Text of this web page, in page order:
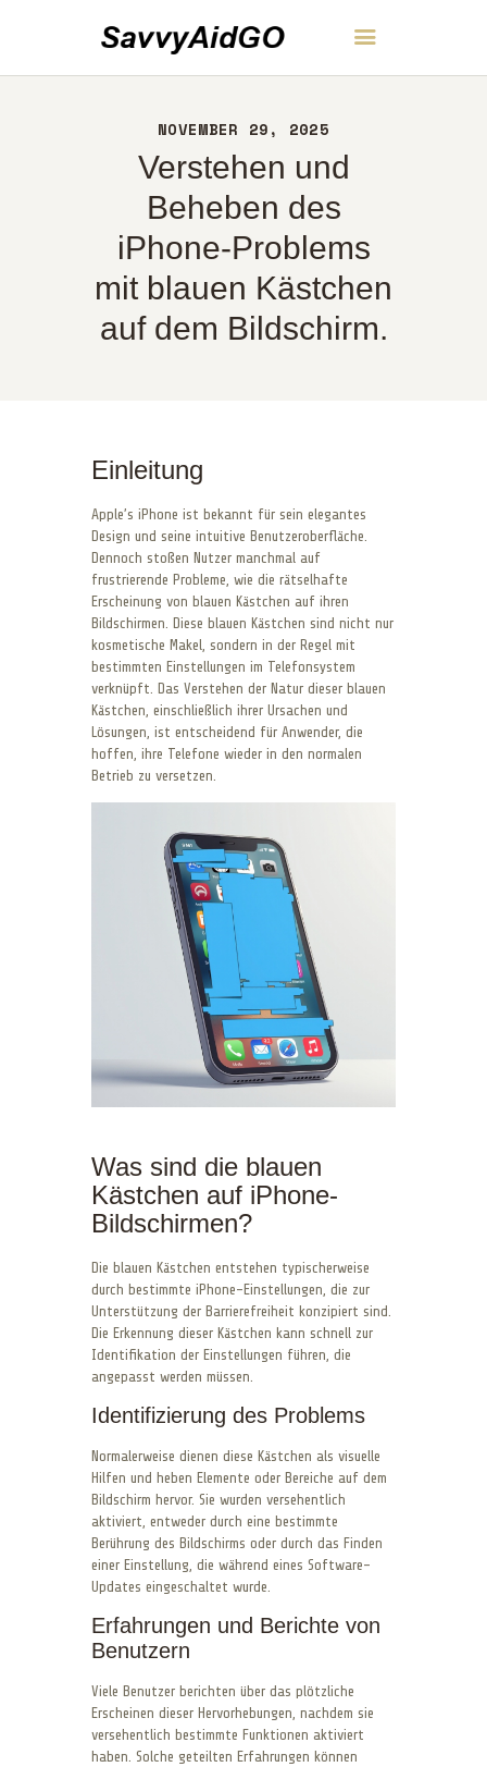
NOVEMBER 29, 2025
Verstehen und
Beheben des
iPhone-Problems
mit blauen Kästchen
auf dem Bildschirm.
SavvyAidGO
ÜBER UNS
KONTAKT
RICHTLINIEN
DEUTSCH
Einleitung
Apple’s iPhone ist bekannt für sein elegantes
Design und seine intuitive Benutzeroberfläche.
Dennoch stoßen Nutzer manchmal auf
frustrierende Probleme, wie die rätselhafte
Erscheinung von blauen Kästchen auf ihren
Bildschirmen. Diese blauen Kästchen sind nicht nur
kosmetische Makel, sondern in der Regel mit
bestimmten Einstellungen im Telefonsystem
verknüpft. Das Verstehen der Natur dieser blauen
Kästchen, einschließlich ihrer Ursachen und
Lösungen, ist entscheidend für Anwender, die
hoffen, ihre Telefone wieder in den normalen
Betrieb zu versetzen.
Was sind die blauen
Kästchen auf iPhone-
Bildschirmen?
Die blauen Kästchen entstehen typischerweise
durch bestimmte iPhone-Einstellungen, die zur
Unterstützung der Barrierefreiheit konzipiert sind.
Die Erkennung dieser Kästchen kann schnell zur
Identifikation der Einstellungen führen, die
angepasst werden müssen.
Identifizierung des Problems
Normalerweise dienen diese Kästchen als visuelle
Hilfen und heben Elemente oder Bereiche auf dem
Bildschirm hervor. Sie wurden versehentlich
aktiviert, entweder durch eine bestimmte
Berührung des Bildschirms oder durch das Finden
einer Einstellung, die während eines Software-
Updates eingeschaltet wurde.
Erfahrungen und Berichte von
Benutzern
Viele Benutzer berichten über das plötzliche
Erscheinen dieser Hervorhebungen, nachdem sie
versehentlich bestimmte Funktionen aktiviert
haben. Solche geteilten Erfahrungen können